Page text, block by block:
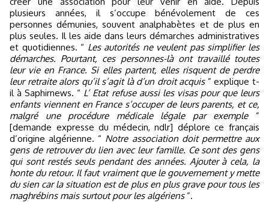
plusieurs années, il s’occupe bénévolement de ces
personnes démunies, souvent analphabètes et de plus en
plus seules. Il les aide dans leurs démarches administratives
et quotidiennes. “ Les autorités ne veulent pas simplifier les
démarches. Pourtant, ces personnes-là ont travaillé toutes
leur vie en France. Si elles partent, elles risquent de perdre
leur retraite alors qu’il s’agit là d’un droit acquis” explique t-
il à Saphirnews. “ L’ Etat refuse aussi les visas pour que leurs
enfants viennent en France s’occuper de leurs parents, et ce,
malgré une procédure médicale légale par exemple ”
[demande expresse du médecin, ndlr] déplore ce français
d’origine algérienne. “ Notre association doit permettre aux
gens de retrouver du lien avec leur famille. Ce sont des gens
qui sont restés seuls pendant des années. Ajouter à cela, la
honte du retour. Il faut vraiment que le gouvernement y mette
du sien car la situation est de plus en plus grave pour tous les
maghrébins mais surtout pour les algériens”.